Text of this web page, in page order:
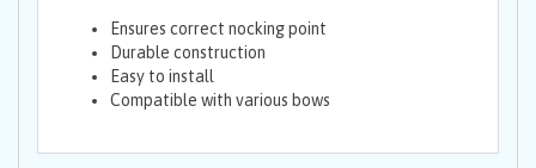
Ensures correct nocking point
Durable construction
Easy to install
Compatible with various bows